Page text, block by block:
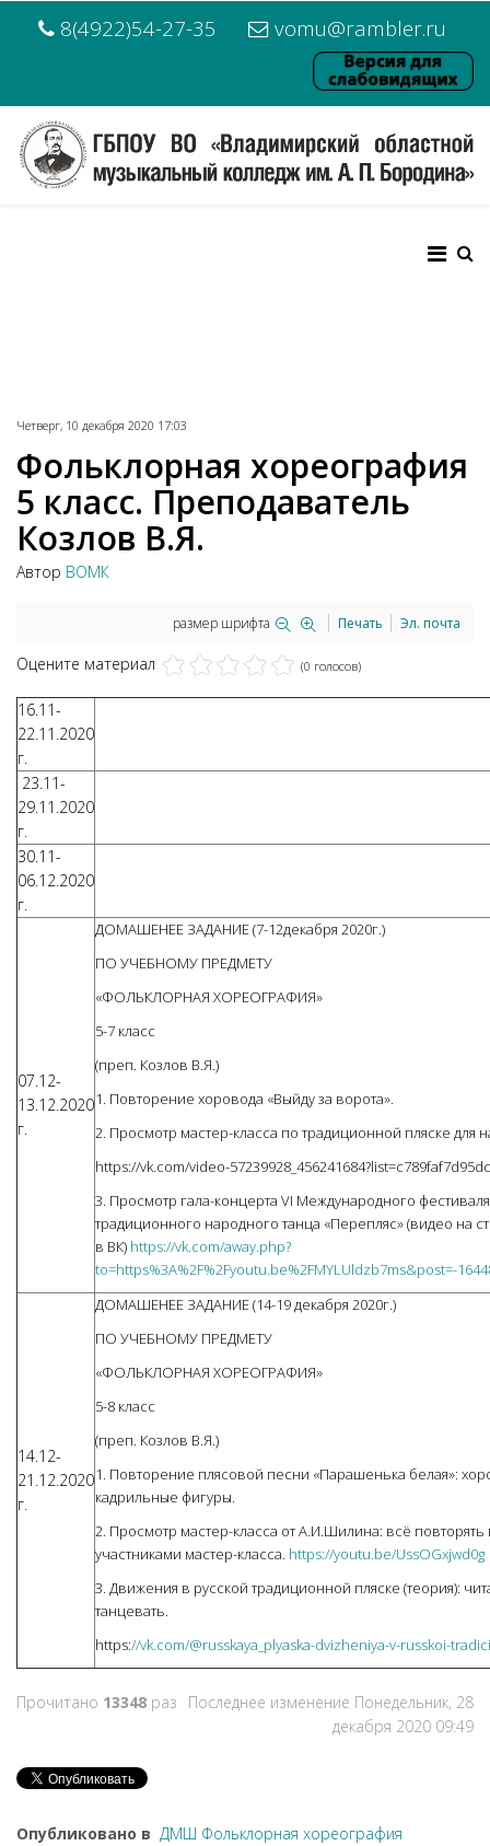
8(4922)54-27-35 vomu@rambler.ru
Четверг, 10 декабря 2020 17:03
Фольклорная хореография
5 класс. Преподаватель
Козлов В.Я.
Автор ВОМК
размер шрифта Печать Эл. почта
Оцените материал (0 голосов)
16.11-
22.11.2020
г.
23.11-
29.11.2020
г.
30.11-
06.12.2020
г.
07.12-
13.12.2020
г.
ДОМАШЕНЕЕ ЗАДАНИЕ (7-12декабря 2020г.)
ПО УЧЕБНОМУ ПРЕДМЕТУ
«ФОЛЬКЛОРНАЯ ХОРЕОГРАФИЯ»
5-7 класс
(преп. Козлов В.Я.)
1. Повторение хоровода «Выйду за ворота».
2. Просмотр мастер-класса по традиционной пляске для
https://vk.com/video-
3. Просмотр гала-концерта VI Международного
традиционного народного танца «Перепляс» (видео на
в ВК) https://vk.com/away.php?
to=https%3A%2F%2Fyoutu.be%2FMYLUldzb7ms&post=-
14.12-
21.12.2020
г.
ДОМАШЕНЕЕ ЗАДАНИЕ (14-19 декабря 2020г.)
ПО УЧЕБНОМУ ПРЕДМЕТУ
«ФОЛЬКЛОРНАЯ ХОРЕОГРАФИЯ»
5-8 класс
(преп. Козлов В.Я.)
1. Повторение плясовой песни «Парашенька белая»:
кадрильные фигуры.
2. Просмотр мастер-класса от А.И.Шилина: всё повторять
участниками мастер-класса. https://youtu.be/UssOGxjwd0g
3. Движения в русской традиционной пляске (теория):
танцевать.
https://vk.com/@russkaya_plyaska-dvizheniya-v-russkoi-
Прочитано 13348 раз
Последнее изменение Понедельник, 28
декабря 2020 09:49
Опубликовано в ДМШ Фольклорная хореография